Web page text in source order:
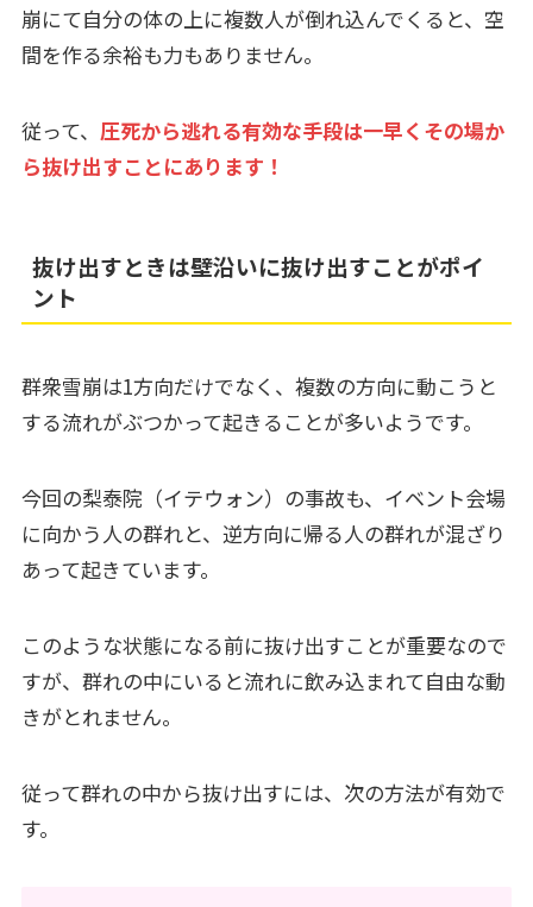
崩にて自分の体の上に複数人が倒れ込んでくると、空
間を作る余裕も力もありません。
従って、 圧死から逃れる有効な手段は一早くその場か
ら抜け出すことにあります！
抜け出すときは壁沿いに抜け出すことがポイ
ント
群衆雪崩は1方向だけでなく、複数の方向に動こうと
する流れがぶつかって起きることが多いようです。
今回の梨泰院（イテウォン）の事故も、イベント会場
に向かう人の群れと、逆方向に帰る人の群れが混ざり
あって起きています。
このような状態になる前に抜け出すことが重要なので
すが、群れの中にいると流れに飲み込まれて自由な動
きがとれません。
従って群れの中から抜け出すには、次の方法が有効で
す。